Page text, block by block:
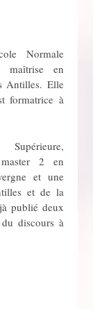
Normale
maîtrise en
Antilles. Elle
formatrice à
2 en
et une
et de la
publié deux
discours à